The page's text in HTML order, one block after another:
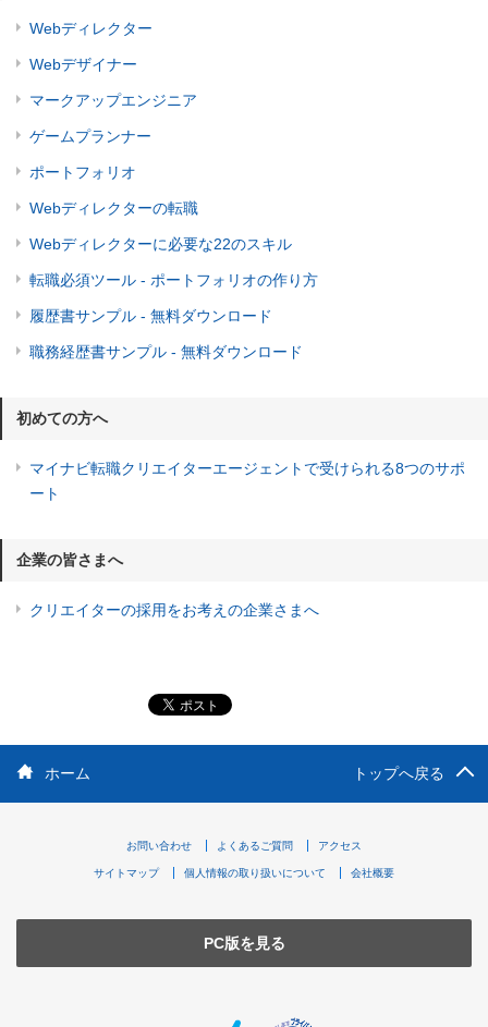
Webディレクター
Webデザイナー
マークアップエンジニア
ゲームプランナー
ポートフォリオ
Webディレクターの転職
Webディレクターに必要な22のスキル
転職必須ツール - ポートフォリオの作り方
履歴書サンプル - 無料ダウンロード
職務経歴書サンプル - 無料ダウンロード
初めての方へ
マイナビ転職クリエイターエージェントで受けられる8つのサポ
ート
企業の皆さまへ
クリエイターの採用をお考えの企業さまへ
ホーム トップへ戻る
お問い合わせ よくあるご質問 アクセス
サイトマップ 個人情報の取り扱いについて 会社概要
PC版を見る